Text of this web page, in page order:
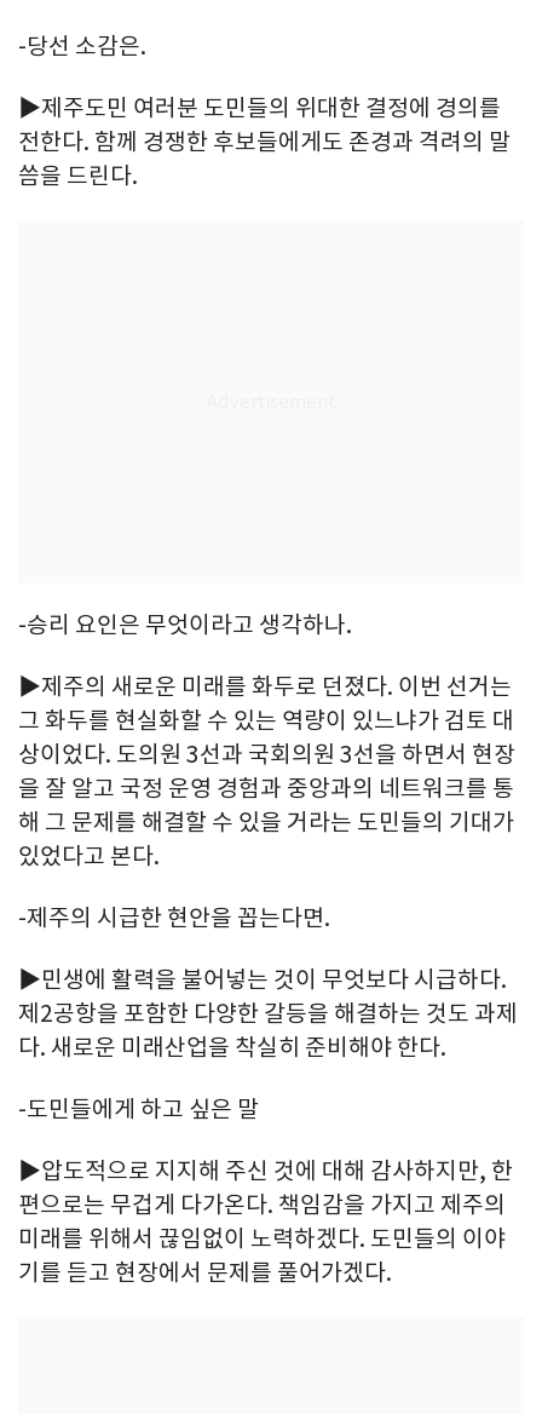
-당선 소감은.
▶제주도민 여러분 도민들의 위대한 결정에 경의를
전한다. 함께 경쟁한 후보들에게도 존경과 격려의 말
씀을 드린다.
-승리 요인은 무엇이라고 생각하나.
▶제주의 새로운 미래를 화두로 던졌다. 이번 선거는
그 화두를 현실화할 수 있는 역량이 있느냐가 검토 대
상이었다. 도의원 3선과 국회의원 3선을 하면서 현장
을 잘 알고 국정 운영 경험과 중앙과의 네트워크를 통
해 그 문제를 해결할 수 있을 거라는 도민들의 기대가
있었다고 본다.
-제주의 시급한 현안을 꼽는다면.
▶민생에 활력을 불어넣는 것이 무엇보다 시급하다.
제2공항을 포함한 다양한 갈등을 해결하는 것도 과제
다. 새로운 미래산업을 착실히 준비해야 한다.
-도민들에게 하고 싶은 말
▶압도적으로 지지해 주신 것에 대해 감사하지만, 한
편으로는 무겁게 다가온다. 책임감을 가지고 제주의
미래를 위해서 끊임없이 노력하겠다. 도민들의 이야
기를 듣고 현장에서 문제를 풀어가겠다.